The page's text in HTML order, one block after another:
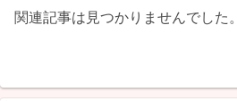
関連記事は見つかりませんでした。